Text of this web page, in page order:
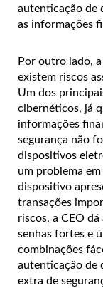
autenticação de
as informações
Por outro lado,
existem riscos
Um dos
cibernéticos, já
informações
segurança não
dispositivos
um problema
dispositivo
transações
riscos, a CEO
senhas fortes e
combinações
autenticação de
extra de